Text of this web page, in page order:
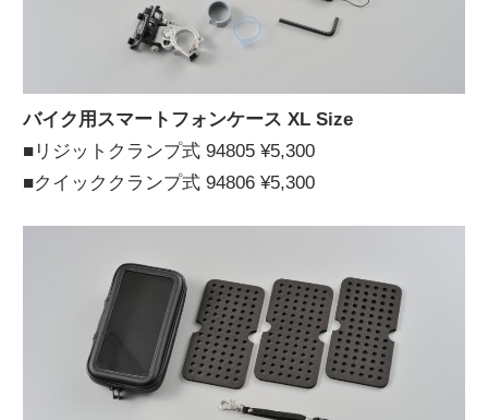
バイク用スマートフォンケース XL Size
■リジットクランプ式 94805 ¥5,300
■クイッククランプ式 94806 ¥5,300